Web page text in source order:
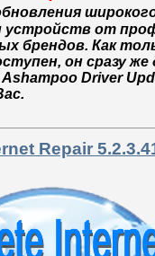
устройств от
брендов. Как
он сразу же
Driver
Repair